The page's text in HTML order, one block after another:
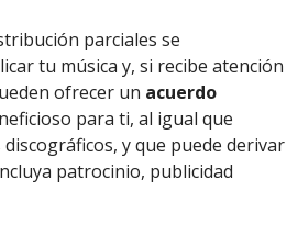
parciales se
tu música y, si recibe atención
ofrecer un acuerdo
para ti, al igual que
y que puede derivar
patrocinio, publicidad